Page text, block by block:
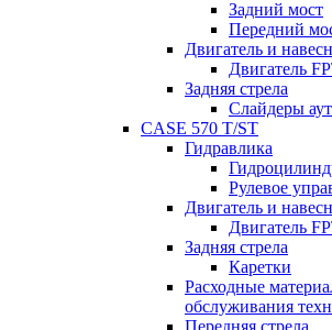
Задний мост
Передний
Двигатель и
Двигатель
Задняя стрела
Слайдеры
CASE 570 T/ST
Гидравлика
Рулевое
Двигатель и
Двигатель
Задняя стрела
Каретки
Расходные
обслуживания
Передняя стрела